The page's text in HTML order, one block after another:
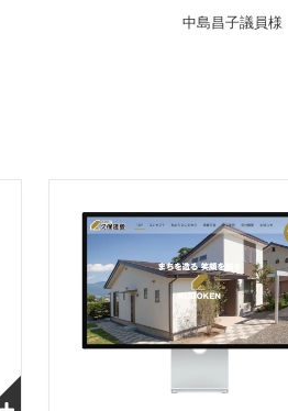
中島昌子議員様